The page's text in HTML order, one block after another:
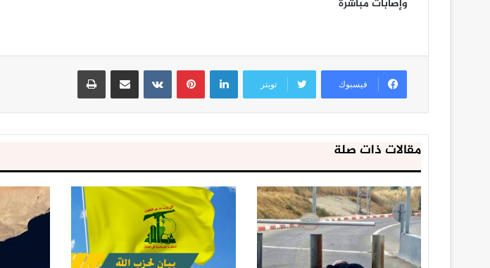
وإصابات مباشرة
فيسبوك تويتر
لينكدإنبينتيريست مشاركة عبر البريد طباعة
مقالات ذات صلة